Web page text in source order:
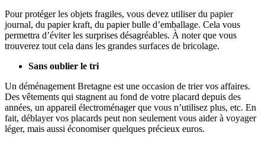
Pour protéger les objets fragiles, vous devez utiliser du papier
journal, du papier kraft, du papier bulle d’emballage. Cela vous
permettra d’éviter les surprises désagréables. À noter que vous
trouverez tout cela dans les grandes surfaces de bricolage.
Sans oublier le tri
Un déménagement Bretagne est une occasion de trier vos affaires.
Des vêtements qui stagnent au fond de votre placard depuis des
années, un appareil électroménager que vous n’utilisez plus, etc. En
fait, déblayer vos placards peut non seulement vous aider à voyager
léger, mais aussi économiser quelques précieux euros.